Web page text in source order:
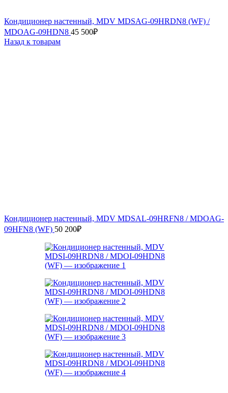
Кондиционер настенный, MDV MDSAG-09HRDN8 (WF) /
MDOAG-09HDN8 45 500₽
Назад к товарам
Кондиционер настенный, MDV MDSAL-09HRFN8 / MDOAG-
09HFN8 (WF) 50 200₽